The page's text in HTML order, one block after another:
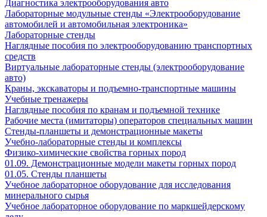
Диагностика электрооборудования авто
Лабораторные модульные стенды «Электрооборудование
автомобилей и автомобильная электроника»
Лабораторные стенды
Наглядные пособия по электрооборудованию транспортных
средств
Виртуальные лабораторные стенды (электрооборудование
авто)
Краны, экскаваторы и подъемно-транспортные машины
Учебные тренажеры
Наглядные пособия по кранам и подъемной технике
Рабочие места (имитаторы) операторов специальных машин
Стенды-планшеты и демонстрационные макеты
Учебно-лабораторные стенды и комплексы
Физико-химические свойства горных пород
01.09. Демонстрационные модели макеты горных пород
01.05. Стенды планшеты
Учебное лабораторное оборудование для исследования
минерального сырья
Учебное лабораторное оборудование по маркшейдерскому